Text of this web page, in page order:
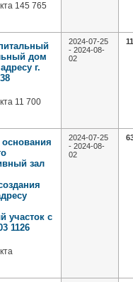
145 765
дом
г.
11 700
2024-07-25
- 2024-08-
02
зал
участок с
1126
2024-07-25
- 2024-08-
02